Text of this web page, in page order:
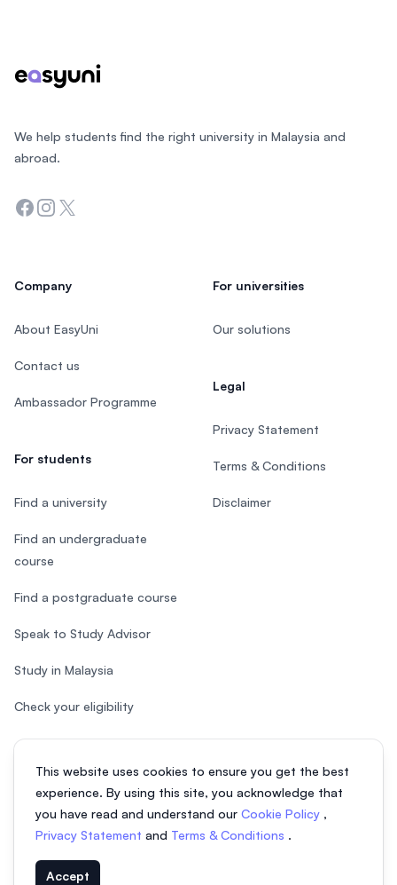
This website uses cookies to ensure you get the best
experience. By using this site, you acknowledge that
you have read and understand our Cookie Policy ,
Privacy Statement and Terms & Conditions .
Accept
We help students find the right university in Malaysia and
abroad.
Facebook
Instagram
Twitter
Company
About EasyUni
Contact us
Ambassador Programme
For students
Find a university
Find an undergraduate
course
Find a postgraduate course
Speak to Study Advisor
Study in Malaysia
Check your eligibility
For universities
Our solutions
Legal
Privacy Statement
Terms & Conditions
Disclaimer
© 2026 EasyUni Sdn Bhd, company registration number 200801016907
(818200-P). All rights reserved.
Vietnamese